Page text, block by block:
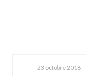
23 octobre 2018